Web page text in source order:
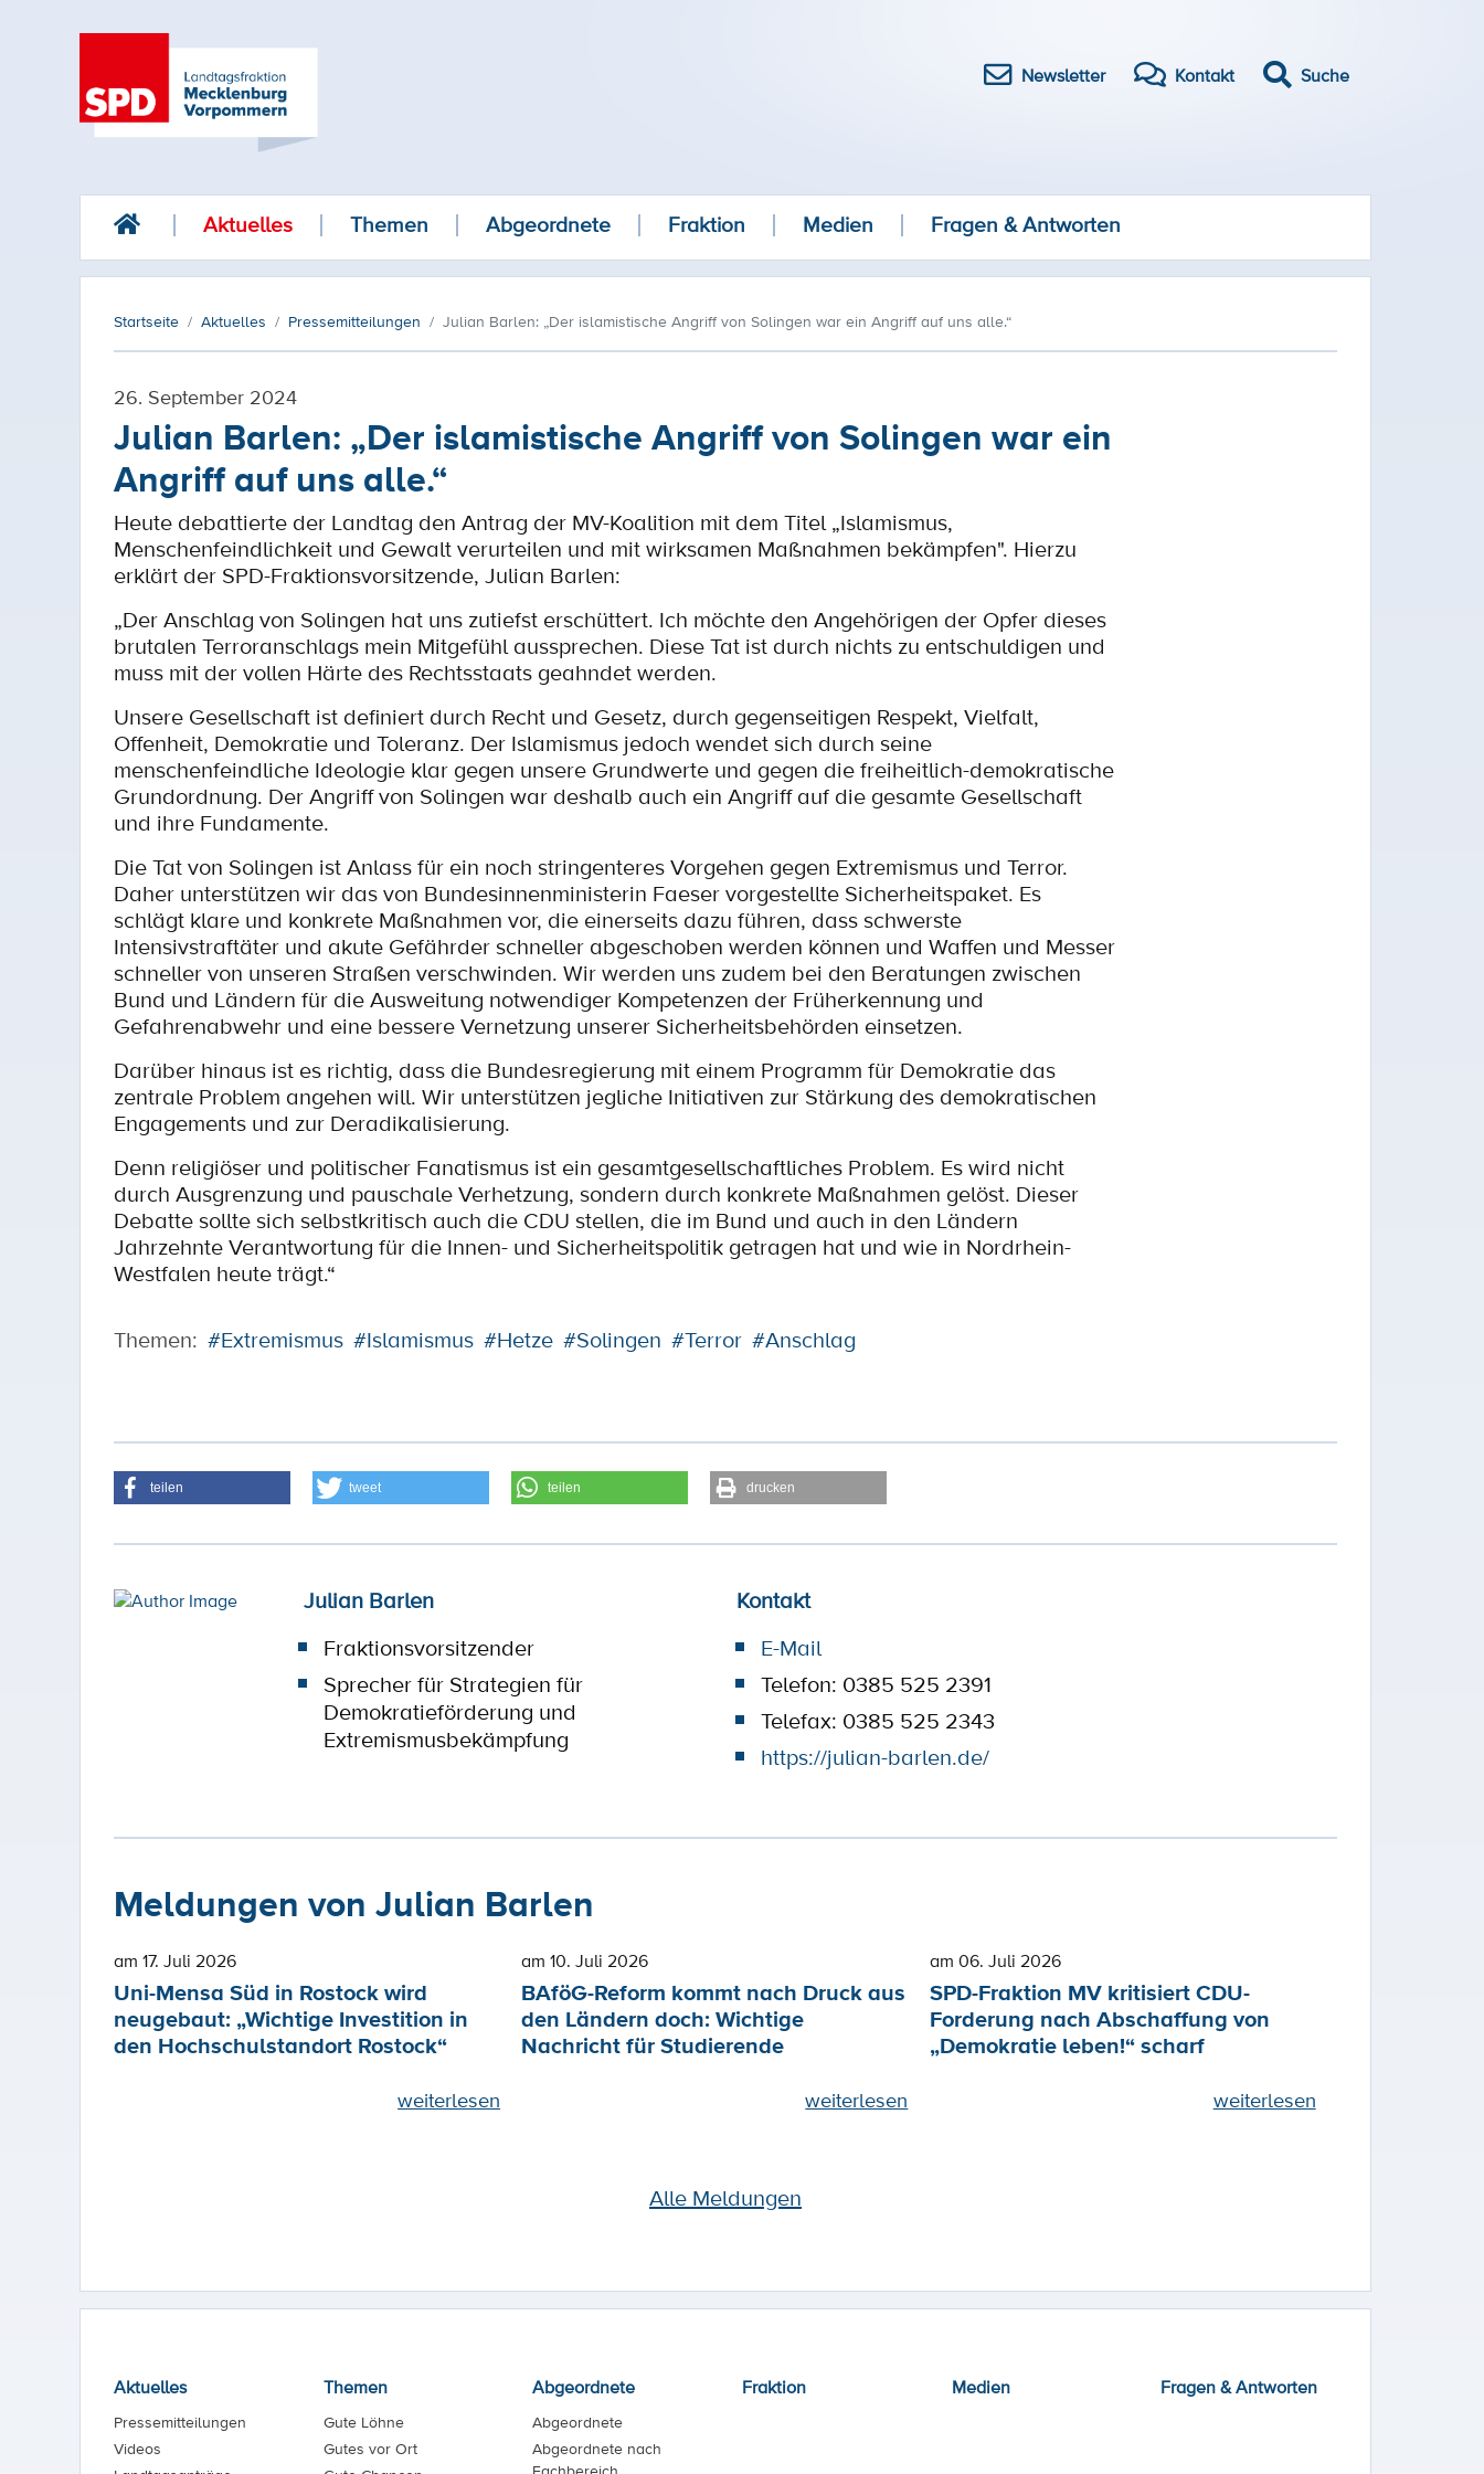
Newsletter Kontakt Suche
Aktuelles Themen Abgeordnete Fraktion Medien Fragen & Antworten
Startseite Aktuelles Pressemitteilungen Julian Barlen: „Der islamistische Angriff von Solingen war ein Angriff auf uns alle.“
26. September 2024
Julian Barlen: „Der islamistische Angriff von Solingen war ein
Angriff auf uns alle.“
Heute debattierte der Landtag den Antrag der MV-Koalition mit dem Titel „Islamismus,
Menschenfeindlichkeit und Gewalt verurteilen und mit wirksamen Maßnahmen bekämpfen". Hierzu
erklärt der SPD-Fraktionsvorsitzende, Julian Barlen:
„Der Anschlag von Solingen hat uns zutiefst erschüttert. Ich möchte den Angehörigen der Opfer dieses
brutalen Terroranschlags mein Mitgefühl aussprechen. Diese Tat ist durch nichts zu entschuldigen und
muss mit der vollen Härte des Rechtsstaats geahndet werden.
Unsere Gesellschaft ist definiert durch Recht und Gesetz, durch gegenseitigen Respekt, Vielfalt,
Offenheit, Demokratie und Toleranz. Der Islamismus jedoch wendet sich durch seine
menschenfeindliche Ideologie klar gegen unsere Grundwerte und gegen die freiheitlich-demokratische
Grundordnung. Der Angriff von Solingen war deshalb auch ein Angriff auf die gesamte Gesellschaft
und ihre Fundamente.
Die Tat von Solingen ist Anlass für ein noch stringenteres Vorgehen gegen Extremismus und Terror.
Daher unterstützen wir das von Bundesinnenministerin Faeser vorgestellte Sicherheitspaket. Es
schlägt klare und konkrete Maßnahmen vor, die einerseits dazu führen, dass schwerste
Intensivstraftäter und akute Gefährder schneller abgeschoben werden können und Waffen und Messer
schneller von unseren Straßen verschwinden. Wir werden uns zudem bei den Beratungen zwischen
Bund und Ländern für die Ausweitung notwendiger Kompetenzen der Früherkennung und
Gefahrenabwehr und eine bessere Vernetzung unserer Sicherheitsbehörden einsetzen.
Darüber hinaus ist es richtig, dass die Bundesregierung mit einem Programm für Demokratie das
zentrale Problem angehen will. Wir unterstützen jegliche Initiativen zur Stärkung des demokratischen
Engagements und zur Deradikalisierung.
Denn religiöser und politischer Fanatismus ist ein gesamtgesellschaftliches Problem. Es wird nicht
durch Ausgrenzung und pauschale Verhetzung, sondern durch konkrete Maßnahmen gelöst. Dieser
Debatte sollte sich selbstkritisch auch die CDU stellen, die im Bund und auch in den Ländern
Jahrzehnte Verantwortung für die Innen- und Sicherheitspolitik getragen hat und wie in Nordrhein-
Westfalen heute trägt.“
Themen: #Extremismus #Islamismus #Hetze #Solingen #Terror #Anschlag
teilen tweet teilen drucken
Julian Barlen
Kontakt
Fraktionsvorsitzender
Sprecher für Strategien für
Demokratieförderung und
Extremismusbekämpfung
E-Mail
Telefon: 0385 525 2391
Telefax: 0385 525 2343
https://julian-barlen.de/
Meldungen von Julian Barlen
am 17. Juli 2026
Uni-Mensa Süd in Rostock wird
neugebaut: „Wichtige Investition in
den Hochschulstandort Rostock“
weiterlesen
am 10. Juli 2026
BAföG-Reform kommt nach Druck aus
den Ländern doch: Wichtige
Nachricht für Studierende
weiterlesen
am 06. Juli 2026
SPD-Fraktion MV kritisiert CDU-
Forderung nach Abschaffung von
„Demokratie leben!“ scharf
weiterlesen
Alle Meldungen
Aktuelles
Pressemitteilungen
Videos
Themen
Gute Löhne
Gutes vor Ort
Abgeordnete
Abgeordnete
Abgeordnete nach
Fraktion Medien Fragen & Antworten